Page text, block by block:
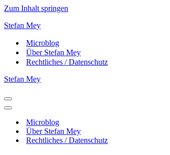
Zum Inhalt springen
Stefan Mey
Microblog
Über Stefan Mey
Rechtliches / Datenschutz
Stefan Mey
Navigationsmenü
Navigationsmenü
Microblog
Über Stefan Mey
Rechtliches / Datenschutz